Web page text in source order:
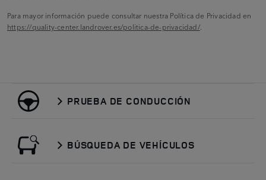
Para mayor información puede consultar nuestra Política de Privacidad en
https://quality-center.landrover.es/politica-de-privacidad/.
PRUEBA DE CONDUCCIÓN
BÚSQUEDA DE VEHÍCULOS